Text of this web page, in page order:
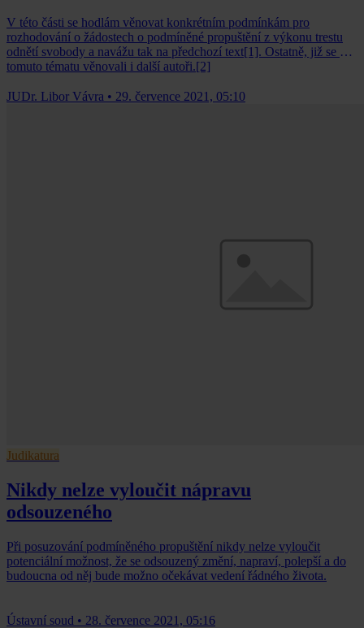
V této části se hodlám věnovat konkrétním podmínkám pro
rozhodování o žádostech o podmíněné propuštění z výkonu trestu
odnětí svobody a navážu tak na předchozí text[1]. Ostatně, již se zde
tomuto tématu věnovali i další autoři.[2]
JUDr. Libor Vávra • 29. července 2021, 05:10
Judikatura
Nikdy nelze vyloučit nápravu
odsouzeného
Při posuzování podmíněného propuštění nikdy nelze vyloučit
potenciální možnost, že se odsouzený změní, napraví, polepší a do
budoucna od něj bude možno očekávat vedení řádného života.
Ústavní soud • 28. července 2021, 05:16